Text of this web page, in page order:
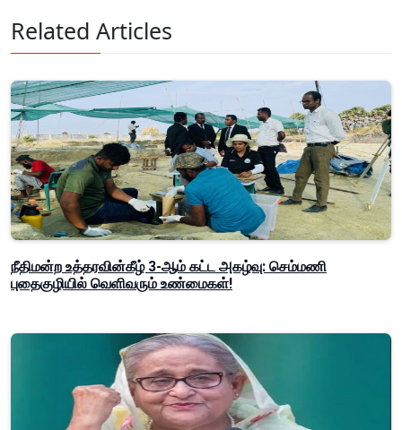
Related Articles
நீதிமன்ற உத்தரவின்கீழ் 3-ஆம் கட்ட அகழ்வு: செம்மணி
புதைகுழியில் வெளிவரும் உண்மைகள்!